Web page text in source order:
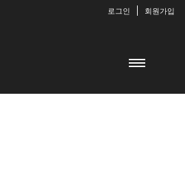
로그인 회원가입